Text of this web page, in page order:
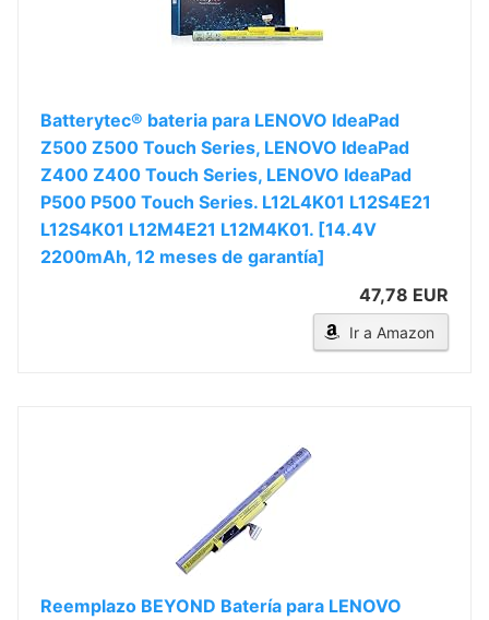
Batterytec® bateria para LENOVO IdeaPad
Z500 Z500 Touch Series, LENOVO IdeaPad
Z400 Z400 Touch Series, LENOVO IdeaPad
P500 P500 Touch Series. L12L4K01 L12S4E21
L12S4K01 L12M4E21 L12M4K01. [14.4V
2200mAh, 12 meses de garantía]
47,78 EUR
Ir a Amazon
Reemplazo BEYOND Batería para LENOVO